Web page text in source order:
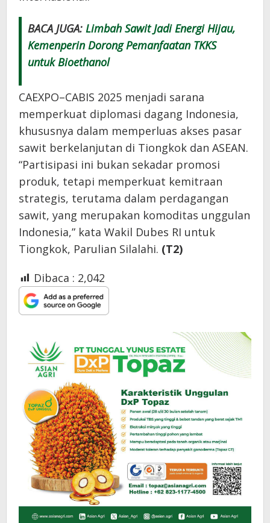
BACA JUGA: Limbah Sawit Jadi Energi Hijau,
Kemenperin Dorong Pemanfaatan TKKS
untuk Bioethanol
CAEXPO–CABIS 2025 menjadi sarana
memperkuat diplomasi dagang Indonesia,
khususnya dalam memperluas akses pasar
sawit berkelanjutan di Tiongkok dan ASEAN.
“Partisipasi ini bukan sekadar promosi
produk, tetapi memperkuat kemitraan
strategis, terutama dalam perdagangan
sawit, yang merupakan komoditas unggulan
Indonesia,” kata Wakil Dubes RI untuk
Tiongkok, Parulian Silalahi. (T2)
Dibaca : 2,042